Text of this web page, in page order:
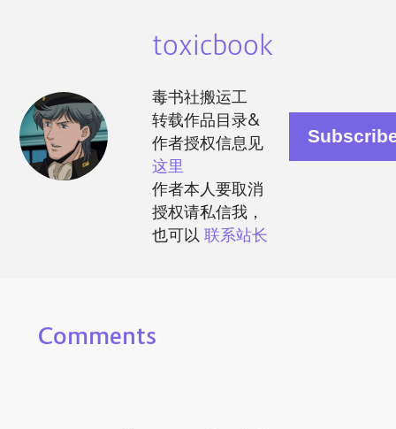
toxicbook
毒书社搬运工
转载作品目录&
作者授权信息见
这里
作者本人要取消
授权请私信我，
也可以 联系站长
Comments